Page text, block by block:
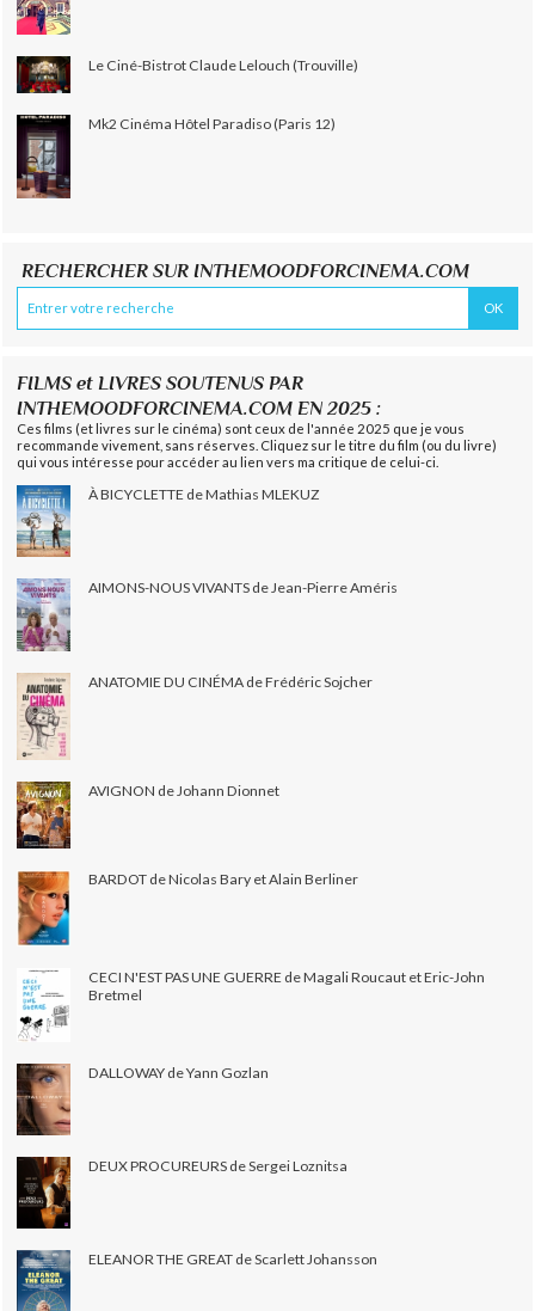
Le Ciné-Bistrot Claude Lelouch (Trouville)
Mk2 Cinéma Hôtel Paradiso (Paris 12)
RECHERCHER SUR INTHEMOODFORCINEMA.COM
FILMS et LIVRES SOUTENUS PAR
INTHEMOODFORCINEMA.COM EN 2025 :
Ces films (et livres sur le cinéma) sont ceux de l'année 2025 que je vous
recommande vivement, sans réserves. Cliquez sur le titre du film (ou du livre)
qui vous intéresse pour accéder au lien vers ma critique de celui-ci.
À BICYCLETTE de Mathias MLEKUZ
AIMONS-NOUS VIVANTS de Jean-Pierre Améris
ANATOMIE DU CINÉMA de Frédéric Sojcher
AVIGNON de Johann Dionnet
BARDOT de Nicolas Bary et Alain Berliner
CECI N'EST PAS UNE GUERRE de Magali Roucaut et Eric-John
Bretmel
DALLOWAY de Yann Gozlan
DEUX PROCUREURS de Sergei Loznitsa
ELEANOR THE GREAT de Scarlett Johansson